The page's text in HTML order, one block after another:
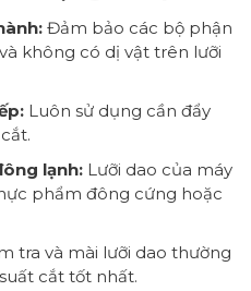
Đảm bảo các bộ phận
không có dị vật trên lưỡi
Luôn sử dụng cần đẩy
lạnh:Lưỡi dao của máy
phẩm đông cứng hoặc
tra và mài lưỡi dao thường
cắt tốt nhất.